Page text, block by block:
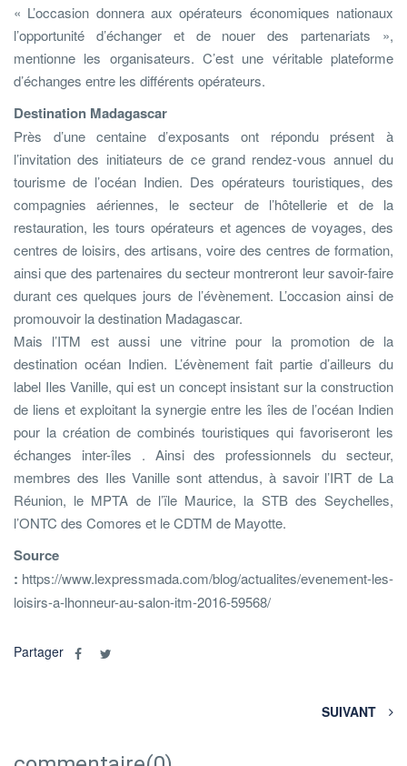
« L’occasion donnera aux opérateurs économiques nationaux
l’opportunité d’échanger et de nouer des partenariats »,
mentionne les organisateurs. C’est une véritable plateforme
d’échanges entre les différents opérateurs.
Destination Madagascar
Près d’une centaine d’exposants ont répondu présent à
l’invitation des initiateurs de ce grand rendez-vous annuel du
tourisme de l’océan Indien. Des opérateurs touristiques, des
compagnies aériennes, le secteur de l’hôtellerie et de la
restauration, les tours opérateurs et agences de voyages, des
centres de loisirs, des artisans, voire des centres de formation,
ainsi que des partenaires du secteur montreront leur savoir-faire
durant ces quelques jours de l’évènement. L’occasion ainsi de
promouvoir la destination Madagascar.
Mais l’ITM est aussi une vitrine pour la promotion de la
destination océan Indien. L’évènement fait partie d’ailleurs du
label Iles Vanille, qui est un concept insistant sur la construction
de liens et exploitant la synergie entre les îles de l’océan Indien
pour la création de combinés touristiques qui favoriseront les
échanges inter-îles . Ainsi des professionnels du secteur,
membres des Iles Vanille sont attendus, à savoir l’IRT de La
Réunion, le MPTA de l’ïle Maurice, la STB des Seychelles,
l’ONTC des Comores et le CDTM de Mayotte.
Source
: https://www.lexpressmada.com/blog/actualites/evenement-les-
loisirs-a-lhonneur-au-salon-itm-2016-59568/
Partager
SUIVANT